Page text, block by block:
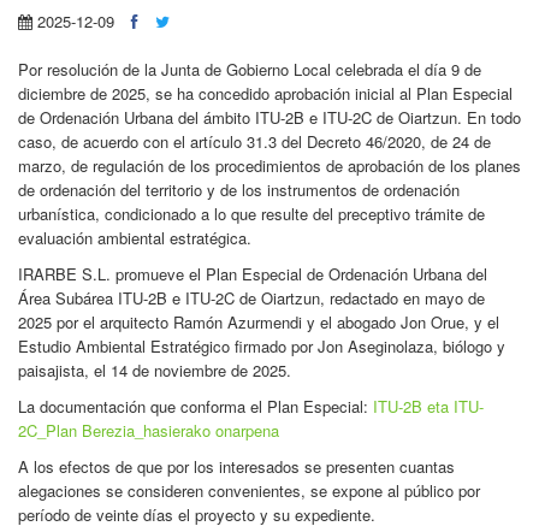
2025-12-09
Por resolución de la Junta de Gobierno Local celebrada el día 9 de
diciembre de 2025, se ha concedido aprobación inicial al Plan Especial
de Ordenación Urbana del ámbito ITU-2B e ITU-2C de Oiartzun. En todo
caso, de acuerdo con el artículo 31.3 del Decreto 46/2020, de 24 de
marzo, de regulación de los procedimientos de aprobación de los planes
de ordenación del territorio y de los instrumentos de ordenación
urbanística, condicionado a lo que resulte del preceptivo trámite de
evaluación ambiental estratégica.
IRARBE S.L. promueve el Plan Especial de Ordenación Urbana del
Área Subárea ITU-2B e ITU-2C de Oiartzun, redactado en mayo de
2025 por el arquitecto Ramón Azurmendi y el abogado Jon Orue, y el
Estudio Ambiental Estratégico firmado por Jon Aseginolaza, biólogo y
paisajista, el 14 de noviembre de 2025.
La documentación que conforma el Plan Especial: ITU-2B eta ITU-
2C_Plan Berezia_hasierako onarpena
A los efectos de que por los interesados se presenten cuantas
alegaciones se consideren convenientes, se expone al público por
período de veinte días el proyecto y su expediente.